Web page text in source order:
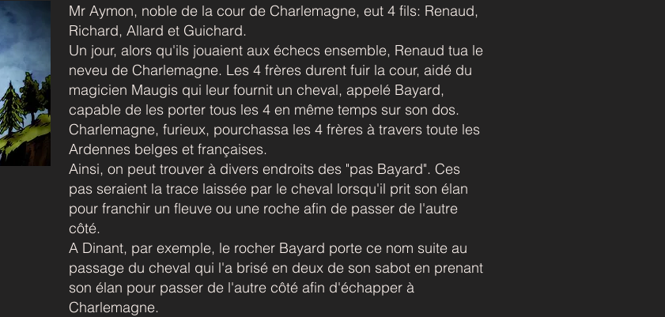
Mr Aymon, noble de la cour de Charlemagne, eut 4 fils: Renaud,
Richard, Allard et Guichard.
Un jour, alors qu'ils jouaient aux échecs ensemble, Renaud tua le
neveu de Charlemagne. Les 4 frères durent fuir la cour, aidé du
magicien Maugis qui leur fournit un cheval, appelé Bayard,
capable de les porter tous les 4 en même temps sur son dos.
Charlemagne, furieux, pourchassa les 4 frères à travers toute les
Ardennes belges et françaises.
Ainsi, on peut trouver à divers endroits des "pas Bayard". Ces
pas seraient la trace laissée par le cheval lorsqu'il prit son élan
pour franchir un fleuve ou une roche afin de passer de l'autre
côté.
A Dinant, par exemple, le rocher Bayard porte ce nom suite au
passage du cheval qui l'a brisé en deux de son sabot en prenant
son élan pour passer de l'autre côté afin d'échapper à
Charlemagne.